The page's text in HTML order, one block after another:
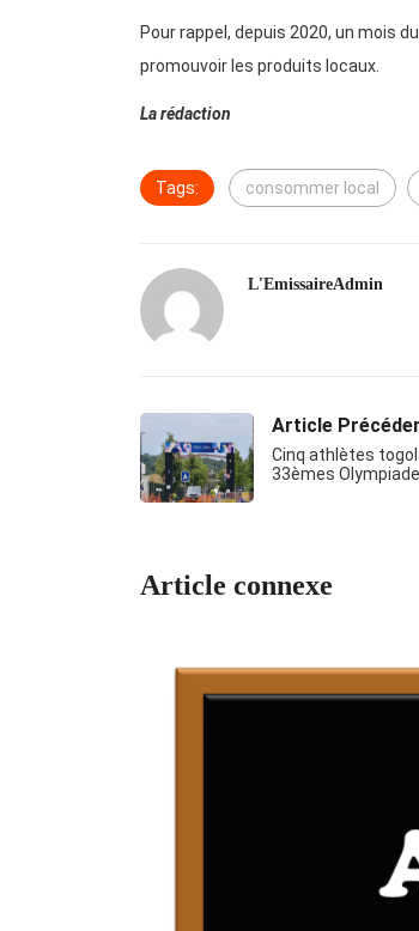
Pour rappel, depuis 2020, un mois
promouvoir les produits locaux.
La rédaction
Tags: consommer local
L'EmissaireAdmin
Article
Cinq athlètes
33èmes
Article connexe